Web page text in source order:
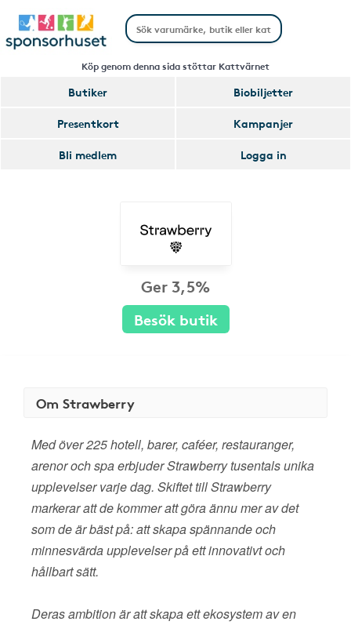
Köp genom denna sida stöttar Kattvärnet
Butiker
Biobiljetter
Presentkort
Kampanjer
Bli medlem
Logga in
Ger 3,5%
Besök butik
Om Strawberry
Med över 225 hotell, barer, caféer, restauranger,
arenor och spa erbjuder Strawberry tusentals unika
upplevelser varje dag. Skiftet till Strawberry
markerar att de kommer att göra ännu mer av det
som de är bäst på: att skapa spännande och
minnesvärda upplevelser på ett innovativt och
hållbart sätt.
Deras ambition är att skapa ett ekosystem av en